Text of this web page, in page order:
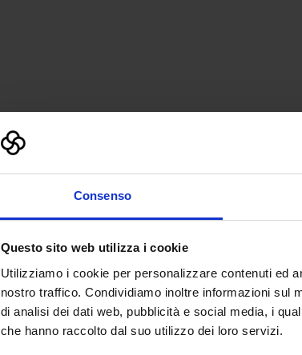
Consenso
Questo sito web utilizza i cookie
Utilizziamo i cookie per personalizzare contenuti ed
nostro traffico. Condividiamo inoltre informazioni sul
di analisi dei dati web, pubblicità e social media, i
che hanno raccolto dal suo utilizzo dei loro servizi.